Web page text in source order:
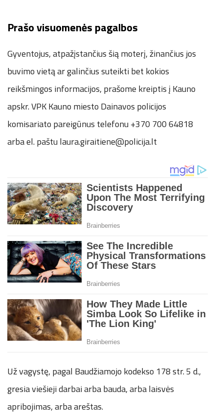
Prašo visuomenės pagalbos
Gyventojus, atpažįstančius šią moterį, žinančius jos
buvimo vietą ar galinčius suteikti bet kokios
reikšmingos informacijos, prašome kreiptis į Kauno
apskr. VPK Kauno miesto Dainavos policijos
komisariato pareigūnus telefonu +370 700 64818
arba el. paštu laura.giraitiene@policija.lt
Už vagystę, pagal Baudžiamojo kodekso 178 str. 5 d.,
gresia viešieji darbai arba bauda, arba laisvės
apribojimas, arba areštas.